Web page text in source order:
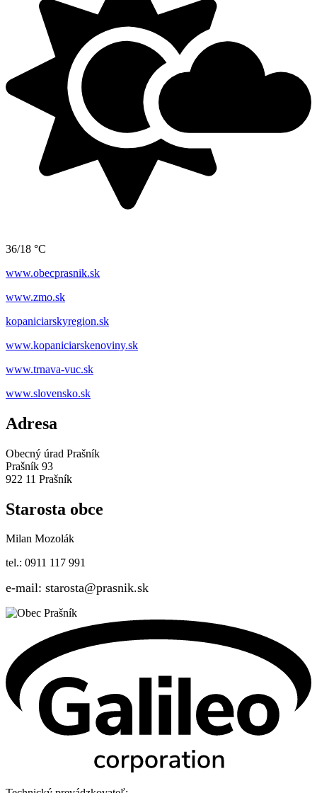
36/18 °C
www.obecprasnik.sk
www.zmo.sk
kopaniciarskyregion.sk
www.kopaniciarskenoviny.sk
www.trnava-vuc.sk
www.slovensko.sk
Adresa
Obecný úrad Prašník
Prašník 93
922 11 Prašník
Starosta obce
Milan Mozolák
tel.: 0911 117 991
e-mail: starosta@prasnik.sk